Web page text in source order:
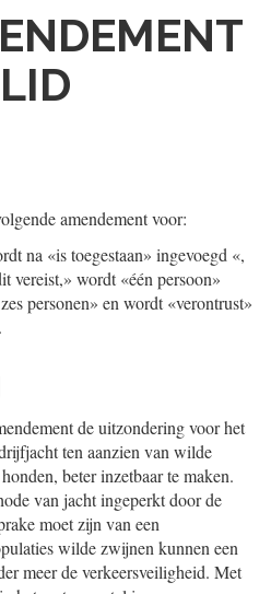
amendement voor:
na «is toegestaan» ingevoegd «,
vereist,» wordt «één persoon»
personen» en wordt «verontrust»
de uitzondering voor het
ten aanzien van wilde
beter inzetbaar te maken.
van jacht ingeperkt door de
moet zijn van een
wilde zwijnen kunnen een
meer de verkeersveiligheid. Met